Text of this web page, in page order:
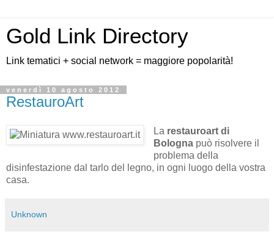
Gold Link Directory
Link tematici + social network = maggiore popolarità!
venerdì 10 agosto 2012
RestauroArt
La restauroart di
Bolognapuò risolvere il
problema della
disinfestazione dal tarlo del legno, in ogni luogo della vostra
casa.
Unknown